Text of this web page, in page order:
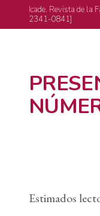
Icade. Revista de la
2341-0841]
Estimados